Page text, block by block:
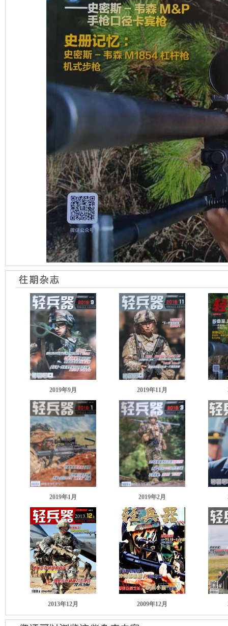
2019年9月 2019年11月
2019年1月 2019年2月
2013年12月 2009年12月